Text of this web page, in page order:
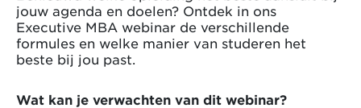
jouw agenda en doelen? Ontdek in ons
Executive MBA webinar de verschillende
formules en welke manier van studeren het
beste bij jou past.
Wat kan je verwachten van dit webinar?